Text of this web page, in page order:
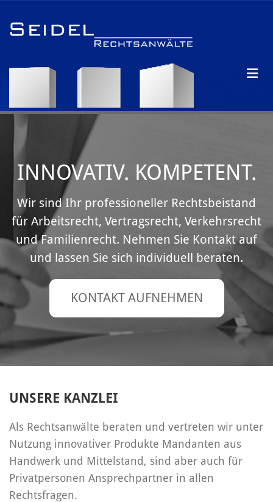
INNOVATIV. KOMPETENT.
Wir sind Ihr professioneller Rechtsbeistand
für Arbeitsrecht, Vertragsrecht, Verkehrsrecht
und Familienrecht. Nehmen Sie Kontakt auf
und lassen Sie sich individuell beraten.
KONTAKT AUFNEHMEN
UNSERE KANZLEI
Als Rechtsanwälte beraten und vertreten wir unter
Nutzung innovativer Produkte Mandanten aus
Handwerk und Mittelstand, sind aber auch für
Privatpersonen Ansprechpartner in allen
Rechtsfragen.